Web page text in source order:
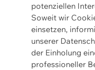
potenziellen
Soweit wir
einsetzen,
unserer
der Einholung
professioneller